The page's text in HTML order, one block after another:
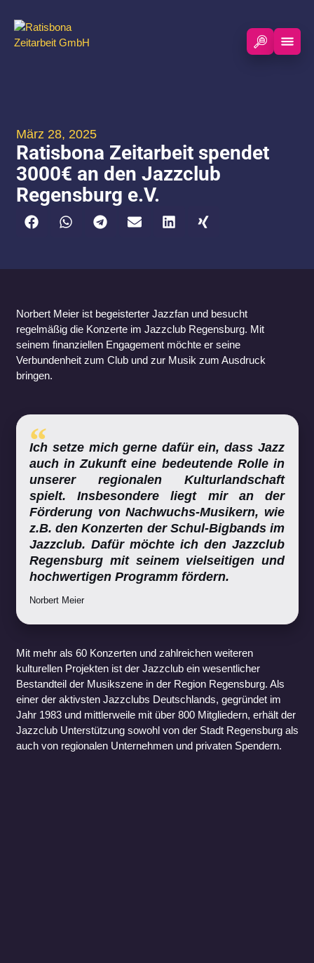
März 28, 2025
Ratisbona Zeitarbeit spendet
3000€ an den Jazzclub
Regensburg e.V.
Norbert Meier ist begeisterter Jazzfan und besucht
regelmäßig die Konzerte im Jazzclub Regensburg. Mit
seinem finanziellen Engagement möchte er seine
Verbundenheit zum Club und zur Musik zum Ausdruck
bringen.
Ich setze mich gerne dafür ein, dass Jazz
auch in Zukunft eine bedeutende Rolle in
unserer regionalen Kulturlandschaft
spielt. Insbesondere liegt mir an der
Förderung von Nachwuchs-Musikern, wie
z.B. den Konzerten der Schul-Bigbands im
Jazzclub. Dafür möchte ich den Jazzclub
Regensburg mit seinem vielseitigen und
hochwertigen Programm fördern.
Norbert Meier
Mit mehr als 60 Konzerten und zahlreichen weiteren
kulturellen Projekten ist der Jazzclub ein wesentlicher
Bestandteil der Musikszene in der Region Regensburg. Als
einer der aktivsten Jazzclubs Deutschlands, gegründet im
Jahr 1983 und mittlerweile mit über 800 Mitgliedern, erhält der
Jazzclub Unterstützung sowohl von der Stadt Regensburg als
auch von regionalen Unternehmen und privaten Spendern.